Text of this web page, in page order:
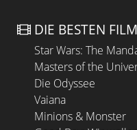
DIE BESTEN
Star Wars: The
Masters of the
Die Odyssee
Vaiana
Minions & Monster